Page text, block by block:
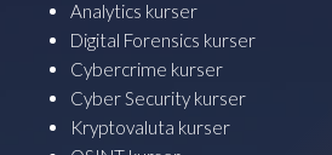
Analytics kurser
Digital Forensics kurser
Cybercrime kurser
Cyber Security kurser
Kryptovaluta kurser